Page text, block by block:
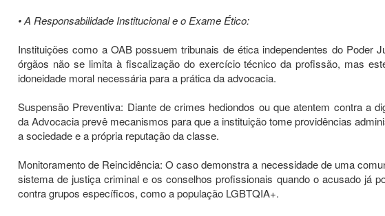
•A Responsabilidade Institucional e o Exame Ético:
Instituições como a OAB possuem tribunais de ética independentes do Poder
órgãos não se limita à fiscalização do exercício técnico da profissão, mas
idoneidade moral necessária para a prática da advocacia.
Suspensão Preventiva: Diante de crimes hediondos ou que atentem contra a
da Advocacia prevê mecanismos para que a instituição tome providências
a sociedade e a própria reputação da classe.
Monitoramento de Reincidência: O caso demonstra a necessidade de uma
sistema de justiça criminal e os conselhos profissionais quando o acusado já
contra grupos específicos, como a população LGBTQIA+.